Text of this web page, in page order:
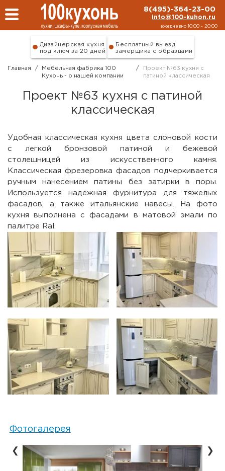
Перейти к основному содержанию
8(495)-364-23-00
info@100-kuhon.ru
ежедневно 10:00 - 20:00
Дизайнерская кухня
под ключ за 20 дней
Бесплатный выезд
замерщика с образцами
Главная /
Мебельная фабрика 100
Кухонь - о нашей компании
/
Проект №63 кухня с
патиной классическая
Проект №63 кухня с патиной
классическая
Удобная классическая кухня цвета слоновой кости
с легкой бронзовой патиной и бежевой
столешницей из искусственного камня.
Классическая фрезеровка фасадов подчеркивается
ручным нанесением патины без затирки в поры.
Используется надежная фурнитура для тяжелых
фасадов, а также итальянские навесы. На фото
кухня выполнена с фасадами в матовой эмали по
палитре Ral.
Фотогалерея
❮ ❯